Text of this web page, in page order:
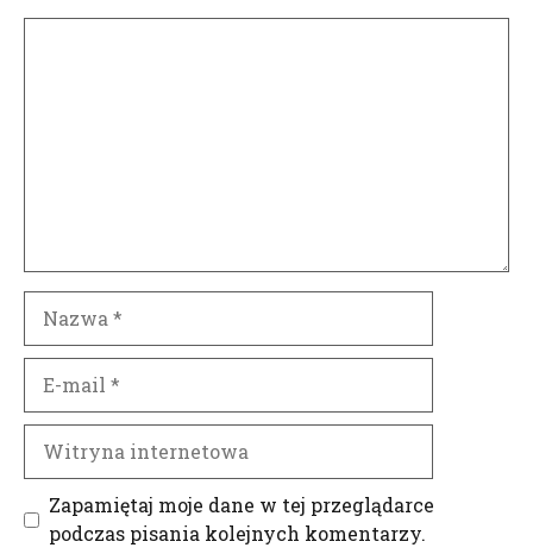
mail
internetowa
Zapamiętaj moje dane w tej przeglądarce
podczas pisania kolejnych komentarzy.